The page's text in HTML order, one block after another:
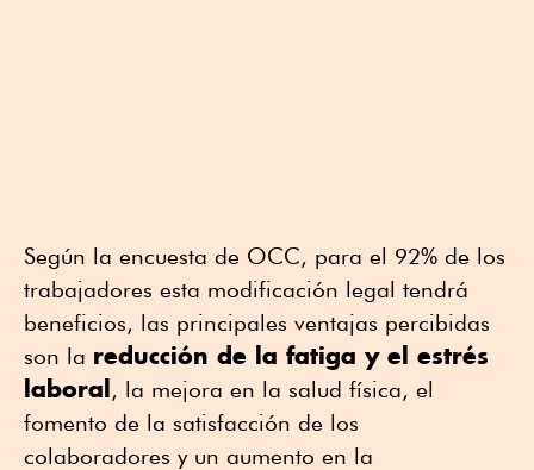
Según la encuesta de OCC, para el 92% de los
trabajadores esta modificación legal tendrá
beneficios, las principales ventajas percibidas
son la reducción de la fatiga y el estrés
laboral, la mejora en la salud física, el
fomento de la satisfacción de los
colaboradores y un aumento en la